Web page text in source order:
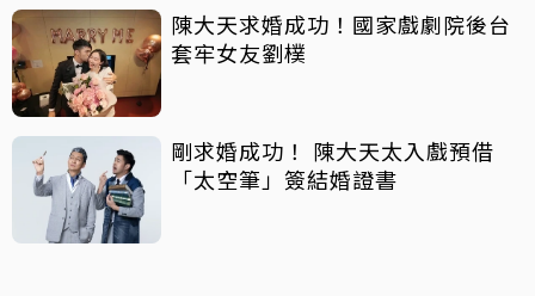
陳大天求婚成功！國家戲劇院後台
套牢女友劉樸
剛求婚成功！ 陳大天太入戲預借
「太空筆」簽結婚證書